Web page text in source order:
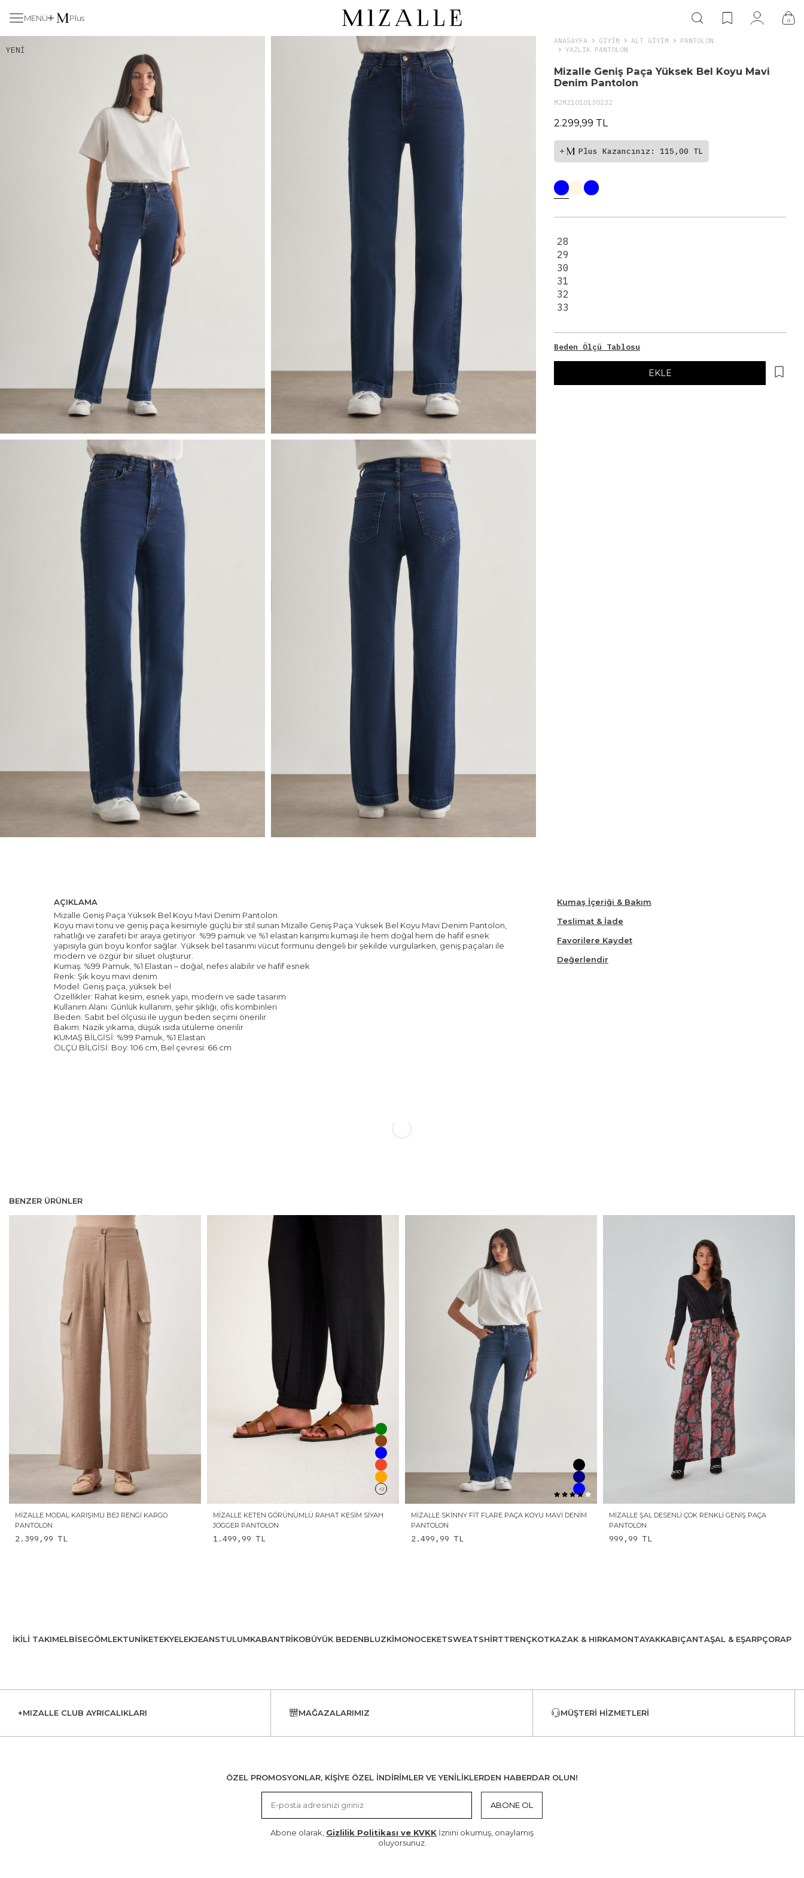
MENÜ Plus 0
YENI
ANASAYFA GIYIM ALT GİYİM
PANTOLON
YAZLIK PANTOLON
Mizalle Geniş Paça Yüksek Bel Koyu Mavi
Denim Pantolon
M2MZ1010130232
2.299,99 TL
Plus Kazancınız: 115,00 TL
28
29
30
31
32
33
Beden Ölçü Tablosu
EKLE
AÇIKLAMA
Mizalle Geniş Paça Yüksek Bel Koyu Mavi Denim Pantolon
Koyu mavi tonu ve geniş paça kesimiyle güçlü bir stil sunan Mizalle Geniş Paça Yüksek Bel Koyu Mavi Denim Pantolon,
rahatlığı ve zarafeti bir araya getiriyor. %99 pamuk ve %1 elastan karışımı kumaşı ile hem doğal hem de hafif esnek
yapısıyla gün boyu konfor sağlar. Yüksek bel tasarımı vücut formunu dengeli bir şekilde vurgularken, geniş paçaları ile
modern ve özgür bir siluet oluşturur.
Kumaş: %99 Pamuk, %1 Elastan – doğal, nefes alabilir ve hafif esnek
Renk: Şık koyu mavi denim
Model: Geniş paça, yüksek bel
Özellikler: Rahat kesim, esnek yapı, modern ve sade tasarım
Kullanım Alanı: Günlük kullanım, şehir şıklığı, ofis kombinleri
Beden: Sabit bel ölçüsü ile uygun beden seçimi önerilir
Bakım: Nazik yıkama, düşük ısıda ütüleme önerilir
KUMAŞ BİLGİSİ: %99 Pamuk, %1 Elastan
ÖLÇÜ BİLGİSİ: Boy: 106 cm, Bel çevresi: 66 cm
Kumaş İçeriği & Bakım
Teslimat & İade
Favorilere Kaydet
Değerlendir
BENZER ÜRÜNLER
MIZALLE MODAL KARIŞIMLI BEJ RENGI KARGO
PANTOLON
2.399,99 TL
+2
MIZALLE KETEN GÖRÜNÜMLÜ RAHAT KESIM SIYAH
JOGGER PANTOLON
1.499,99 TL
MIZALLE SKINNY FIT FLARE PAÇA KOYU MAVI DENIM
PANTOLON
2.499,99 TL
MIZALLE ŞAL DESENLI ÇOK RENKLI GENIŞ PAÇA
PANTOLON
999,99 TL
İKILI TAKIMELBISEGÖMLEKTUNIKETEKYELEKJEANSTULUMKABANTRIKOBÜYÜK BEDENBLUZKIMONOCEKETSWEATSHIRTTRENÇKOTKAZAK & HIRKAMONTAYAKKABIÇANTAŞAL & EŞARPÇORAP
+MIZALLE CLUB AYRICALIKLARI MAĞAZALARIMIZ MÜŞTERI HIZMETLERI
ÖZEL PROMOSYONLAR, KİŞİYE ÖZEL İNDİRİMLER VE YENİLİKLERDEN HABERDAR OLUN!
ABONE OL
Abone olarak, Gizlilik Politikası ve KVKK İznini okumuş, onaylamış
oluyorsunuz.